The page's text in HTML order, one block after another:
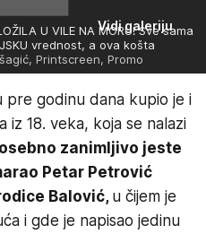
Vidi galeriju
U VILE NA MORU! Sve sama
vrednost, a ova košta
Printscreen, Promo
pre godinu dana kupio je i
iz 18. veka, koja se nalazi
zanimljivo jeste
Petar Petrović
Balović, u čijem je
i gde je napisao jedinu